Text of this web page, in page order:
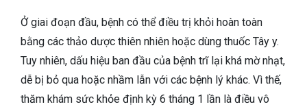
Ở giai đoạn đầu, bệnh có thể điều trị khỏi hoàn toàn
bằng các thảo dược thiên nhiên hoặc dùng thuốc Tây y.
Tuy nhiên, dấu hiệu ban đầu của bệnh trĩ lại khá mờ nhạt,
dễ bị bỏ qua hoặc nhầm lẫn với các bệnh lý khác. Vì thế,
thăm khám sức khỏe định kỳ 6 tháng 1 lần là điều vô